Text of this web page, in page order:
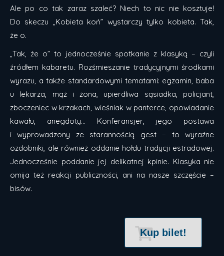
Ale po co tak zaraz szaleć? Niech to nic nie kosztuje!
Do skeczu „Kobieta koń” wystarczy tylko kobieta. Tak,
że o.
„Tak, że o” to jednocześnie spotkanie z klasyką – czyli
źródłem kabaretu. Rozśmieszanie tradycyjnymi środkami
wyrazu, a także standardowymi tematami: egzamin, baba
u lekarza, mąż i żona, upierdliwa sąsiadka, policjant,
zboczeniec w krzakach, wieśniak w panterce, opowiadanie
kawału, anegdoty… Konferansjer, jego postawa
i wyprowadzony ze starannością gest – to wyraźne
ozdobniki, ale również oddanie hołdu tradycji estradowej.
Jednocześnie poddanie jej delikatnej kpinie. Klasyka nie
omija też reakcji publiczności, ani na nasze szczęście –
bisów.
Kup bilet!